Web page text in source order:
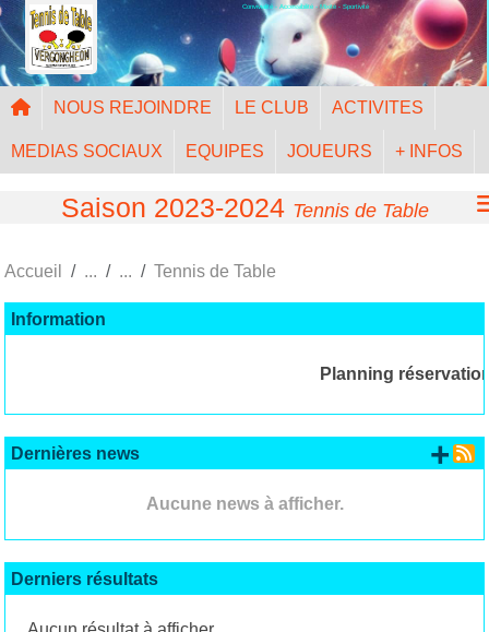
Convivialité - Accessibilité - Mixité - Sportivité
NOUS REJOINDRE LE CLUB ACTIVITES
MEDIAS SOCIAUX EQUIPES JOUEURS + INFOS
Saison 2023-2024 Tennis de Table
Accueil Tennis de Table
Information
Planning
Dernières news
Aucune news à afficher.
+
Derniers résultats
Panneau de gestion des cookies